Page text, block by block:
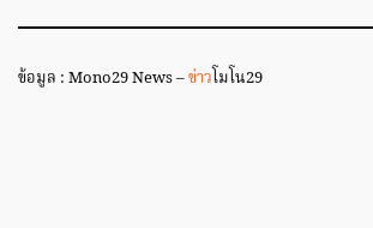
ข้อมูล : Mono29 News –ข่าวโมโน29